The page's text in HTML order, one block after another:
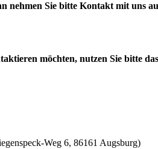
nehmen Sie bitte Kontakt mit uns
möchten, nutzen Sie bitte
Weg 6, 86161 Augsburg)